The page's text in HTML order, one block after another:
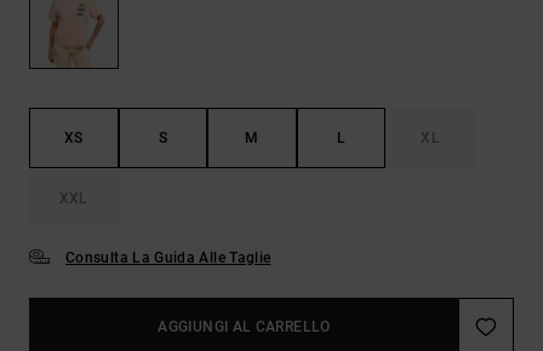
XS S M L XL
XXL
Consulta La Guida Alle Taglie
AGGIUNGI AL CARRELLO